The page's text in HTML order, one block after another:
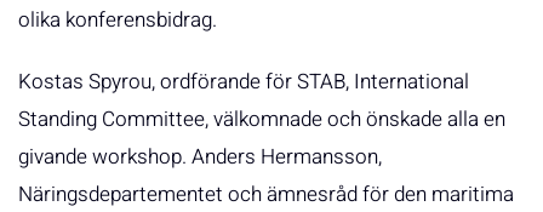
olika konferensbidrag.
Kostas Spyrou, ordförande för STAB, International
Standing Committee, välkomnade och önskade alla en
givande workshop. Anders Hermansson,
Näringsdepartementet och ämnesråd för den maritima